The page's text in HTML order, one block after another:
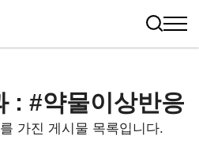
: #약물이상반응
가진 게시물 목록입니다.